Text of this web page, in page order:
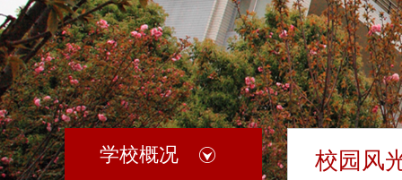
学校概况 校园风